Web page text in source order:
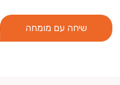
שיחה עם מומחה